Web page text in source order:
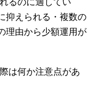
抑えられる・複数の
理由から少額運用が
は何か注意点があ